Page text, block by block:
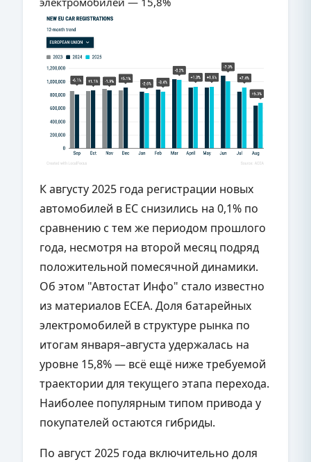
К августу 2025 года регистрации новых
автомобилей в ЕС снизились на 0,1% по
сравнению с тем же периодом прошлого
года, несмотря на второй месяц подряд
положительной помесячной динамики.
Об этом "Автостат Инфо" стало известно
из материалов ECEA. Доля батарейных
электромобилей в структуре рынка по
итогам января–августа удержалась на
уровне 15,8% — всё ещё ниже требуемой
траектории для текущего этапа перехода.
Наиболее популярным типом привода у
покупателей остаются гибриды.
По август 2025 года включительно доля